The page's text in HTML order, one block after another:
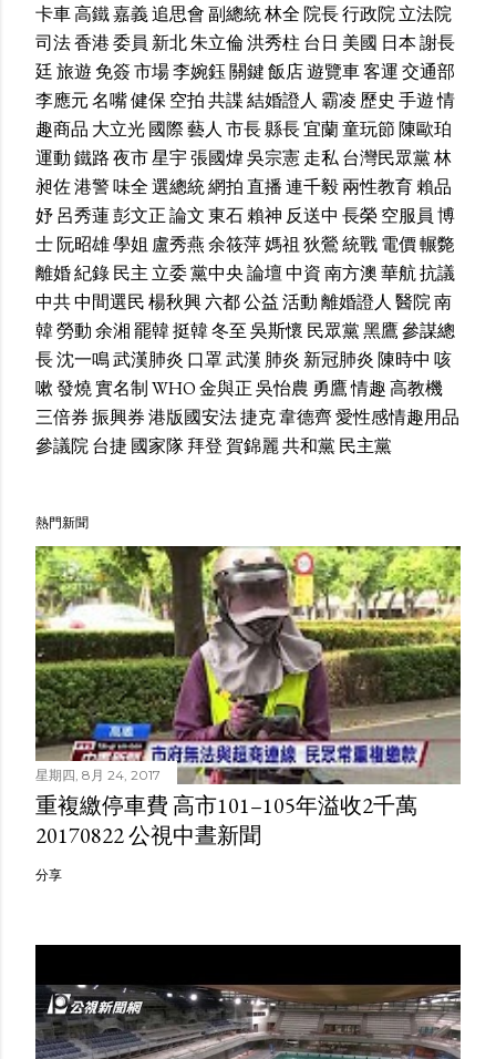
卡車高鐵嘉義追思會副總統林全院長行政院立法院
司法香港委員 新北朱立倫洪秀柱 台日 美國 日本謝長
廷旅遊 免簽市場李婉鈺關鍵飯店遊覽車客運交通部
李應元名嘴健保空拍共諜結婚證人 霸凌 歷史 手遊情
趣商品 大立光國際藝人 市長縣長宜蘭童玩節陳歐珀
運動鐵路夜市星宇張國煒吳宗憲走私台灣民眾黨林
昶佐港警味全選總統網拍直播連千毅兩性教育賴品
妤呂秀蓮彭文正論文東石賴神 反送中 長榮空服員 博
士阮昭雄學姐 盧秀燕余筱萍媽祖 狄鶯統戰電價輾斃
離婚紀錄民主 立委黨中央論壇中資南方澳華航抗議
中共中間選民楊秋興六都公益活動離婚證人 醫院南
韓勞動余湘罷韓挺韓冬至吳斯懷 民眾黨黑鷹參謀總
長沈一鳴武漢肺炎 口罩武漢 肺炎 新冠肺炎陳時中 咳
嗽發燒實名制WHO金與正吳怡農 勇鷹情趣高教機
三倍券振興券港版國安法捷克韋德齊愛性感情趣用品
參議院台捷 國家隊拜登賀錦麗共和黨民主黨
熱門新聞
星期四, 8月 24, 2017
重複繳停車費 高市101–105年溢收2千萬
20170822 公視中晝新聞
分享